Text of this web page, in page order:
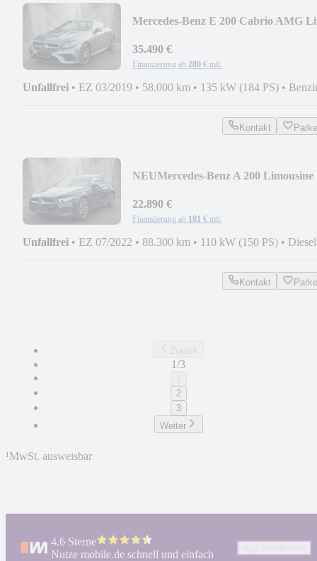
Mercedes-Benz E 200 Cabrio AMG
35.490 €
Finanzierung ab 280 € mtl.
Unfallfrei • EZ 03/2019 • 58.000 km • 135 kW (184 PS) •
Kontakt
NEUMercedes-Benz A 200 Limousine
HAND
22.890 €
Finanzierung ab 181 € mtl.
Unfallfrei • EZ 07/2022 • 88.300 km • 110 kW (150 PS) • Diesel
Kontakt
1/3
2
3
Weiter
¹MwSt. ausweisbar
4.6 Sterne
Nutze mobile.de schnell und einfach